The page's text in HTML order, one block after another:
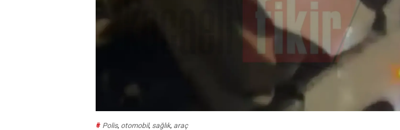
# Polis, otomobil, sağlık, araç